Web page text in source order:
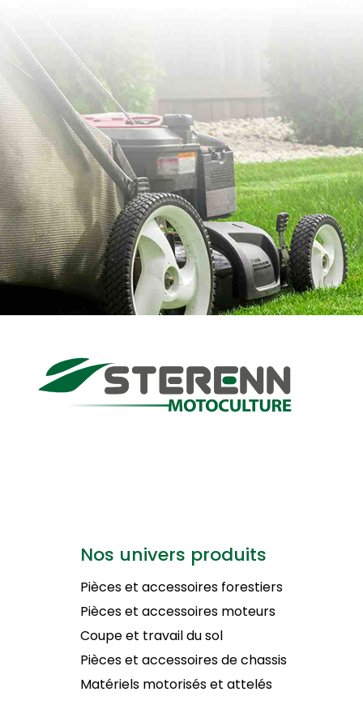
Nos univers produits
Pièces et accessoires forestiers
Pièces et accessoires moteurs
Coupe et travail du sol
Pièces et accessoires de chassis
Matériels motorisés et attelés